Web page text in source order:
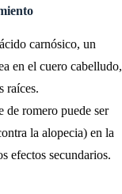
carnósico, un
en el cuero cabelludo,
raíces.
de romero puede ser
la alopecia) en la
efectos secundarios.